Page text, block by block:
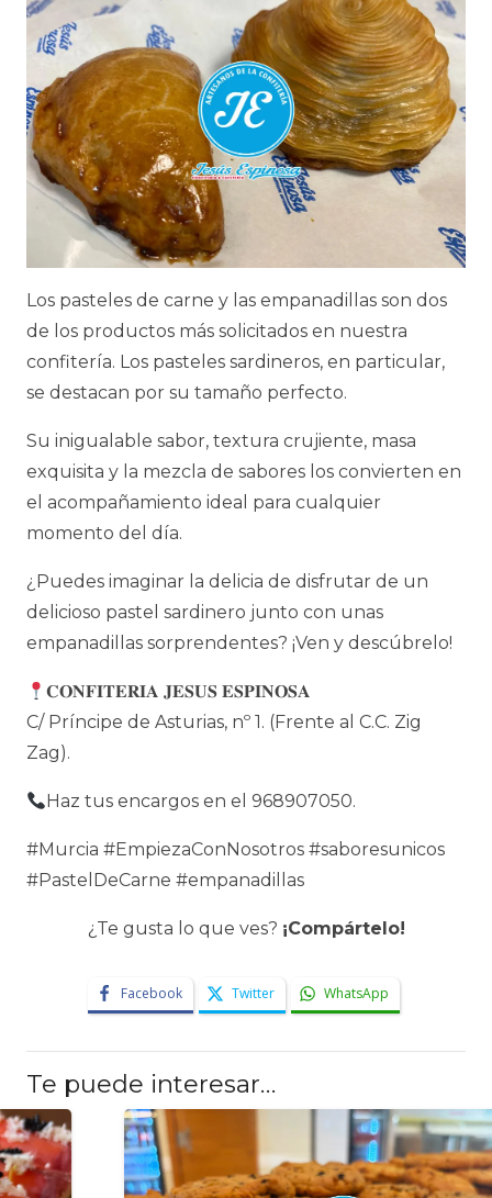
Los pasteles de carne y las empanadillas son dos
de los productos más solicitados en nuestra
confitería. Los pasteles sardineros, en particular,
se destacan por su tamaño perfecto.
Su inigualable sabor, textura crujiente, masa
exquisita y la mezcla de sabores los convierten en
el acompañamiento ideal para cualquier
momento del día.
¿Puedes imaginar la delicia de disfrutar de un
delicioso pastel sardinero junto con unas
empanadillas sorprendentes? ¡Ven y descúbrelo!
𝐂𝐎𝐍𝐅𝐈𝐓𝐄𝐑𝐈𝐀 𝐉𝐄𝐒𝐔𝐒 𝐄𝐒𝐏𝐈𝐍𝐎𝐒𝐀
C/ Príncipe de Asturias, nº 1. (Frente al C.C. Zig
Zag).
Haz tus encargos en el 968907050.
#Murcia #EmpiezaConNosotros #saboresunicos
#PastelDeCarne #empanadillas
¿Te gusta lo que ves? ¡Compártelo!
Facebook Twitter WhatsApp
Te puede interesar…